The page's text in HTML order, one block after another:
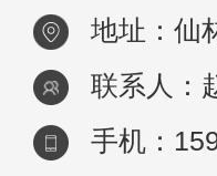
地址：仙
联系人：
手机：